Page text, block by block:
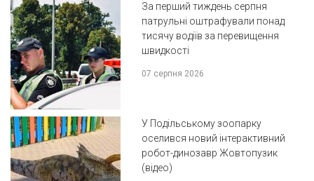
За перший тиждень серпня
патрульні оштрафували понад
тисячу водіїв за перевищення
швидкості
07 серпня 2026
У Подільському зоопарку
оселився новий інтерактивний
робот-динозавр Жовтопузик
(відео)